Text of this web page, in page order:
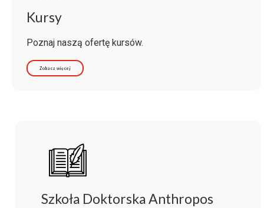
Kursy
Poznaj naszą ofertę kursów.
Zobacz więcej
Szkoła Doktorska Anthropos